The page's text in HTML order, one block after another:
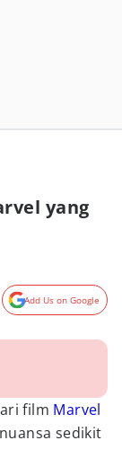
yang
Add Us on Google
film Marvel
sedikit